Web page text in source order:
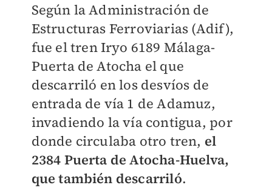
Según la Administración de
Estructuras Ferroviarias (Adif),
fue el tren Iryo 6189 Málaga-
Puerta de Atocha el que
descarriló en los desvíos de
entrada de vía 1 de Adamuz,
invadiendo la vía contigua, por
donde circulaba otro tren, el
2384 Puerta de Atocha-Huelva,
que también descarriló.